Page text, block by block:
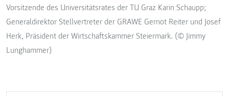
Vorsitzende des Universitätsrates der TU Graz Karin Schaupp;
Generaldirektor Stellvertreter der GRAWE Gernot Reiter und Josef
Herk, Präsident der Wirtschaftskammer Steiermark. (© Jimmy
Lunghammer)